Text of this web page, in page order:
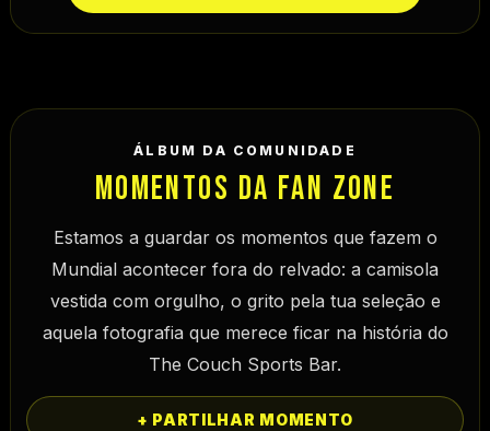
ÁLBUM DA COMUNIDADE
MOMENTOS DA FAN ZONE
Estamos a guardar os momentos que fazem o
Mundial acontecer fora do relvado: a camisola
vestida com orgulho, o grito pela tua seleção e
aquela fotografia que merece ficar na história do
The Couch Sports Bar.
+ PARTILHAR MOMENTO